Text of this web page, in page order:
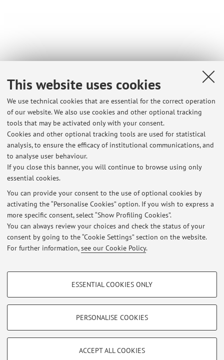
This website uses cookies
We use technical cookies that are essential for the correct operation
of our website. We also use cookies and other optional tracking
tools that may be activated only with your consent.
Cookies and other optional tracking tools are used for statistical
analysis, to ensure the efficacy of institutional communications, and
to analyse user behaviour.
If you close this banner, you will continue to browse using only
essential cookies.
You can provide your consent to the use of optional cookies by
activating the “Personalise Cookies” option. If you wish to express a
more specific consent, select “Show Profiling Cookies”.
You can always review your choices and check the status of your
consent by going to the “Cookie Settings” section on the website.
For further information,see our Cookie Policy.
PROFILING COOKIES - OPTIONAL
Show profiling cookies
TECHNICAL COOKIES - ESSENTIAL
ESSENTIAL COOKIES ONLY
PERSONALISE COOKIES
ACCEPT ALL COOKIES
Latest news
At the moment no news are available.
Restricted area
Loginto manage all website contents.
Zamboni, 33 - 40126 Bologna - Partita IVA: 01131710376